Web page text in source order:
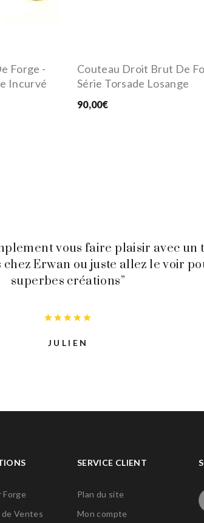
Forge -
Incurvé
Couteau Droit Brut De
Série Torsade Losange
90,00€
vous faire plaisir avec un
Erwan ou juste allez le voir
superbes créations”
JULIEN
Forge
Ventes
SERVICE CLIENT
Plan du site
Mon compte